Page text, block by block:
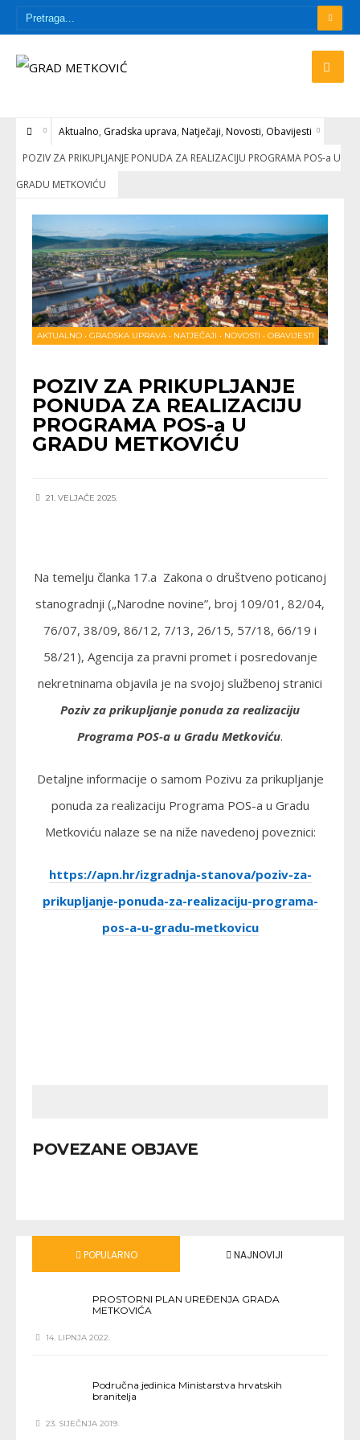
Aktualno, Gradska uprava, Natječaji, Novosti, Obavijesti
POZIV ZA PRIKUPLJANJE PONUDA ZA REALIZACIJU PROGRAMA POS-a U
GRADU METKOVIĆU
AKTUALNO • GRADSKA UPRAVA • NATJEČAJI • NOVOSTI • OBAVIJESTI
POZIV ZA PRIKUPLJANJE
PONUDA ZA REALIZACIJU
PROGRAMA POS-a U
GRADU METKOVIĆU
21. VELJAČE 2025.
Na temelju članka 17.a Zakona o društveno poticanoj
stanogradnji („Narodne novine”, broj 109/01, 82/04,
76/07, 38/09, 86/12, 7/13, 26/15, 57/18, 66/19 i
58/21), Agencija za pravni promet i posredovanje
nekretninama objavila je na svojoj službenoj stranici
Poziv za prikupljanje ponuda za realizaciju
Programa POS-a u Gradu Metkoviću.
Detaljne informacije o samom Pozivu za prikupljanje
ponuda za realizaciju Programa POS-a u Gradu
Metkoviću nalaze se na niže navedenoj poveznici:
https://apn.hr/izgradnja-stanova/poziv-za-
prikupljanje-ponuda-za-realizaciju-programa-
pos-a-u-gradu-metkovicu
POVEZANE OBJAVE
POPULARNO NAJNOVIJI
PROSTORNI PLAN UREĐENJA GRADA
METKOVIĆA
14. LIPNJA 2022.
Područna jedinica Ministarstva hrvatskih
branitelja
23. SIJEČNJA 2019.